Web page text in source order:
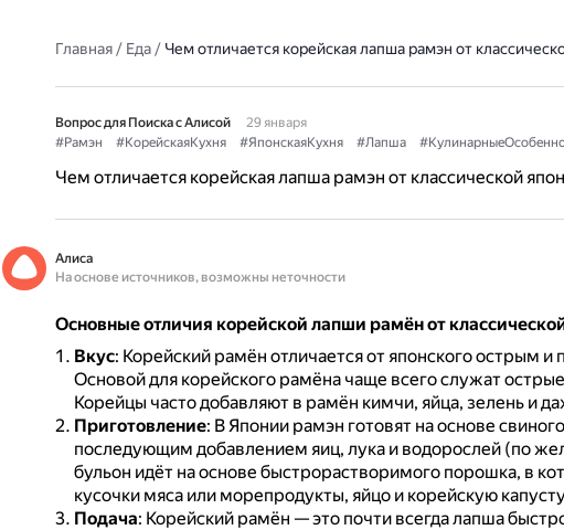
Главная/ Еда/ Чем отличается корейская лапша рамэн от
Вопрос для Поиска с Алисой
29 января
#Рамэн
#КорейскаяКухня #ЯпонскаяКухня #Лапша
Чем отличается корейская лапша рамэн от классической
Алиса
На основе источников, возможны неточности
Основные отличия корейской лапши рамён от
Вкус: Корейский рамён отличается от японского острым и
Основой для корейского рамёна чаще всего служат
Корейцы часто добавляют в рамён кимчи, яйца, зелень и
Приготовление: В Японии рамэн готовят на основе
последующим добавлением яиц, лука и водорослей (по
бульон идёт на основе быстрорастворимого порошка, в
кусочки мяса или морепродукты, яйцо и корейскую
Подача: Корейский рамён — это почти всегда лапша